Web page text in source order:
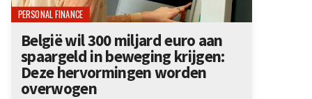
PERSONAL FINANCE
België wil 300 miljard euro aan
spaargeld in beweging krijgen:
Deze hervormingen worden
overwogen